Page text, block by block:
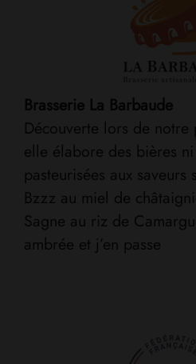
Brasserie La Barbaude
Découverte lors de notre
elle élabore des bières
pasteurisées aux
Bzzz au miel de
Sagne au riz de
ambrée et j’en passe